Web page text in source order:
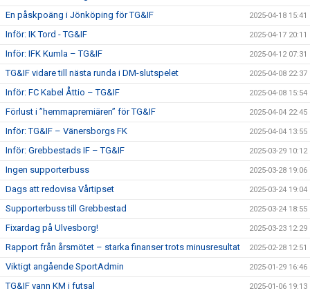
En påskpoäng i Jönköping för TG&IF 2025-04-18 15:41
Inför: IK Tord - TG&IF 2025-04-17 20:11
Inför: IFK Kumla – TG&IF 2025-04-12 07:31
TG&IF vidare till nästa runda i DM-slutspelet 2025-04-08 22:37
Inför: FC Kabel Åttio – TG&IF 2025-04-08 15:54
Förlust i ”hemmapremiären” för TG&IF 2025-04-04 22:45
Inför: TG&IF – Vänersborgs FK 2025-04-04 13:55
Inför: Grebbestads IF – TG&IF 2025-03-29 10:12
Ingen supporterbuss 2025-03-28 19:06
Dags att redovisa Vårtipset 2025-03-24 19:04
Supporterbuss till Grebbestad 2025-03-24 18:55
Fixardag på Ulvesborg! 2025-03-23 12:29
Rapport från årsmötet – starka finanser trots minusresultat 2025-02-28 12:51
Viktigt angående SportAdmin 2025-01-29 16:46
TG&IF vann KM i futsal 2025-01-06 19:13